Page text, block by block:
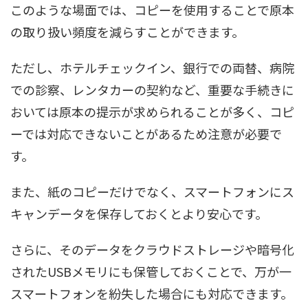
このような場面では、コピーを使用することで原本
の取り扱い頻度を減らすことができます。
ただし、ホテルチェックイン、銀行での両替、病院
での診察、レンタカーの契約など、重要な手続きに
おいては原本の提示が求められることが多く、コピ
ーでは対応できないことがあるため注意が必要で
す。
また、紙のコピーだけでなく、スマートフォンにス
キャンデータを保存しておくとより安心です。
さらに、そのデータをクラウドストレージや暗号化
されたUSBメモリにも保管しておくことで、万が一
スマートフォンを紛失した場合にも対応できます。